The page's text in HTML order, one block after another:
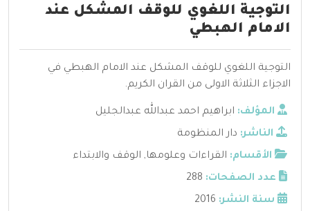
التوجية اللغوي للوقف المشكل عند
الامام الهبطي
التوجية اللغوي للوقف المشكل عند الامام الهبطي في
الاجزاء الثلاثة الاولى من القران الكريم.
المؤلف: ابراهيم احمد عبدالله عبدالجليل
الناشر: دار المنظومة
الأقسام: القراءات وعلومها, الوقف والابتداء
عدد الصفحات: 288
سنة النشر: 2016